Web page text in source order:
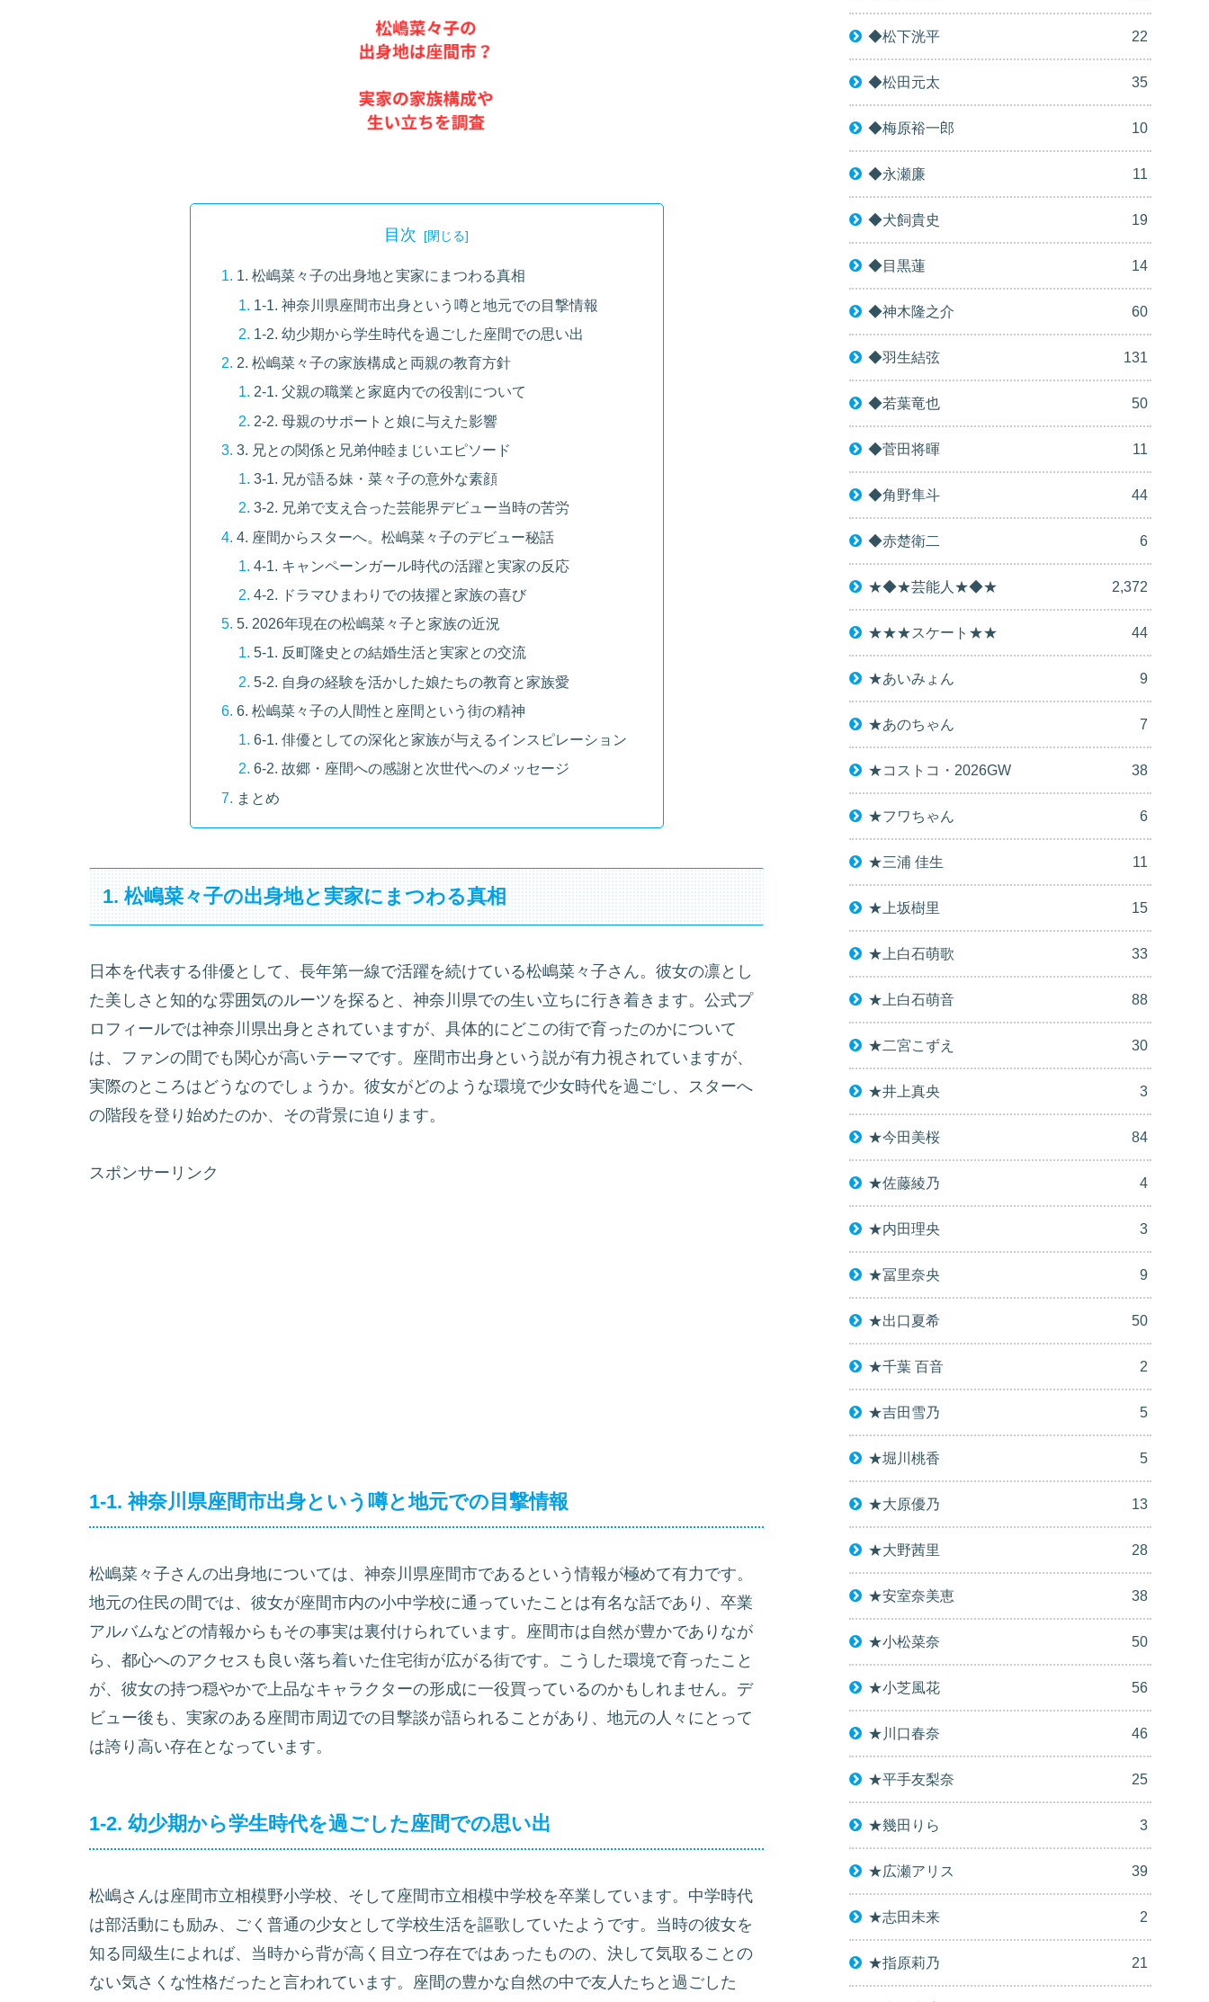
目次
1. 松嶋菜々子の出身地と実家にまつわる真相
1-1. 神奈川県座間市出身という噂と地元での目撃情報
1-2. 幼少期から学生時代を過ごした座間での思い出
2. 松嶋菜々子の家族構成と両親の教育方針
2-1. 父親の職業と家庭内での役割について
2-2. 母親のサポートと娘に与えた影響
3. 兄との関係と兄弟仲睦まじいエピソード
3-1. 兄が語る妹・菜々子の意外な素顔
3-2. 兄弟で支え合った芸能界デビュー当時の苦労
4. 座間からスターへ。松嶋菜々子のデビュー秘話
4-1. キャンペーンガール時代の活躍と実家の反応
4-2. ドラマひまわりでの抜擢と家族の喜び
5. 2026年現在の松嶋菜々子と家族の近況
5-1. 反町隆史との結婚生活と実家との交流
5-2. 自身の経験を活かした娘たちの教育と家族愛
6. 松嶋菜々子の人間性と座間という街の精神
6-1. 俳優としての深化と家族が与えるインスピレーション
6-2. 故郷・座間への感謝と次世代へのメッセージ
まとめ
1. 松嶋菜々子の出身地と実家にまつわる真相
日本を代表する俳優として、長年第一線で活躍を続けている松嶋菜々子さん。彼女の凛とし
た美しさと知的な雰囲気のルーツを探ると、神奈川県での生い立ちに行き着きます。公式プ
ロフィールでは神奈川県出身とされていますが、具体的にどこの街で育ったのかについて
は、ファンの間でも関心が高いテーマです。座間市出身という説が有力視されていますが、
実際のところはどうなのでしょうか。彼女がどのような環境で少女時代を過ごし、スターへ
の階段を登り始めたのか、その背景に迫ります。
スポンサーリンク
1-1. 神奈川県座間市出身という噂と地元での目撃情報
松嶋菜々子さんの出身地については、神奈川県座間市であるという情報が極めて有力です。
地元の住民の間では、彼女が座間市内の小中学校に通っていたことは有名な話であり、卒業
アルバムなどの情報からもその事実は裏付けられています。座間市は自然が豊かでありなが
ら、都心へのアクセスも良い落ち着いた住宅街が広がる街です。こうした環境で育ったこと
が、彼女の持つ穏やかで上品なキャラクターの形成に一役買っているのかもしれません。デ
ビュー後も、実家のある座間市周辺での目撃談が語られることがあり、地元の人々にとって
は誇り高い存在となっています。
1-2. 幼少期から学生時代を過ごした座間での思い出
松嶋さんは座間市立相模野小学校、そして座間市立相模中学校を卒業しています。中学時代
は部活動にも励み、ごく普通の少女として学校生活を謳歌していたようです。当時の彼女を
知る同級生によれば、当時から背が高く目立つ存在ではあったものの、決して気取ることの
ない気さくな性格だったと言われています。座間の豊かな自然の中で友人たちと過ごした
◆松下洸平 22
◆松田元太 35
◆梅原裕一郎 10
◆永瀬廉 11
◆犬飼貴史 19
◆目黒蓮 14
◆神木隆之介 60
◆羽生結弦 131
◆若葉竜也 50
◆菅田将暉 11
◆角野隼斗 44
◆赤楚衛二 6
★◆★芸能人★◆★ 2,372
★★★スケート★★ 44
★あいみょん 9
★あのちゃん 7
★コストコ・2026GW 38
★フワちゃん 6
★三浦 佳生 11
★上坂樹里 15
★上白石萌歌 33
★上白石萌音 88
★二宮こずえ 30
★井上真央 3
★今田美桜 84
★佐藤綾乃 4
★内田理央 3
★冨里奈央 9
★出口夏希 50
★千葉 百音 2
★吉田雪乃 5
★堀川桃香 5
★大原優乃 13
★大野茜里 28
★安室奈美恵 38
★小松菜奈 50
★小芝風花 56
★川口春奈 46
★平手友梨奈 25
★幾田りら 3
★広瀬アリス 39
★志田未来 2
★指原莉乃 21